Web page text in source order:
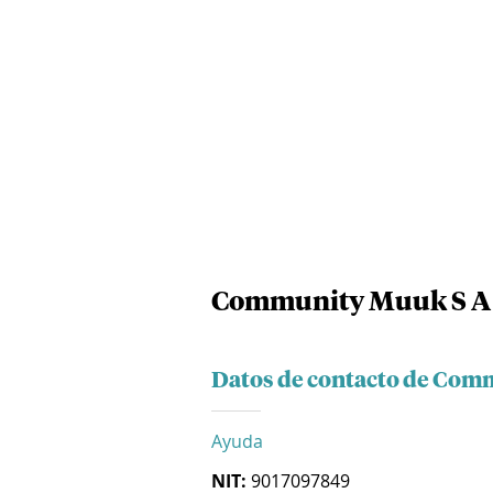
Community Muuk S A
Datos de contacto de
Ayuda
NIT: 9017097849